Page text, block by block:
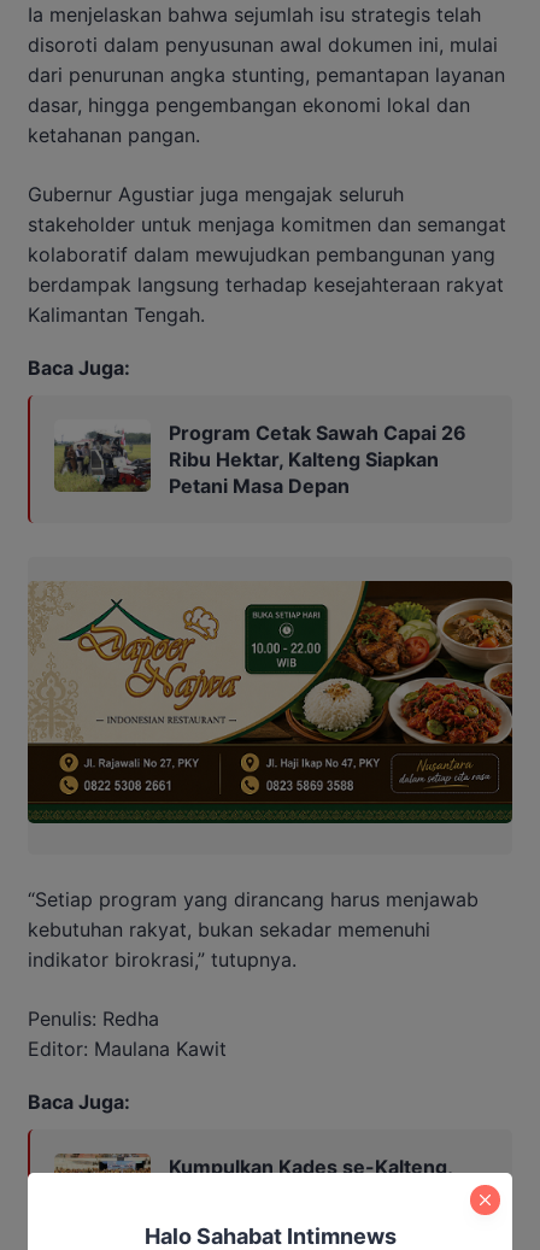
Ia menjelaskan bahwa sejumlah isu strategis telah
disoroti dalam penyusunan awal dokumen ini, mulai
dari penurunan angka stunting, pemantapan layanan
dasar, hingga pengembangan ekonomi lokal dan
ketahanan pangan.
Gubernur Agustiar juga mengajak seluruh
stakeholder untuk menjaga komitmen dan semangat
kolaboratif dalam mewujudkan pembangunan yang
berdampak langsung terhadap kesejahteraan rakyat
Kalimantan Tengah.
Baca Juga:
Program Cetak Sawah Capai 26
Ribu Hektar, Kalteng Siapkan
Petani Masa Depan
“Setiap program yang dirancang harus menjawab
kebutuhan rakyat, bukan sekadar memenuhi
indikator birokrasi,” tutupnya.
Penulis: Redha
Editor: Maulana Kawit
Baca Juga:
Kumpulkan Kades se-Kalteng,
Halo Sahabat Intimnews